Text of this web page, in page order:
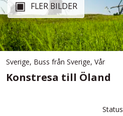
FLER BILDER
Sverige, Buss från Sverige, Vår
Konstresa till Öland
Status